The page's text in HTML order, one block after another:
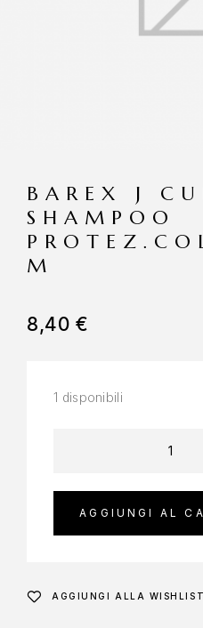
BAREX J
SHAMPOO
M
8,40€
1 disponibili
AGGIUNGI AL
AGGIUNGI ALLA WISHLIST